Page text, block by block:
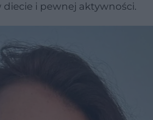
diecie i pewnej aktywności.